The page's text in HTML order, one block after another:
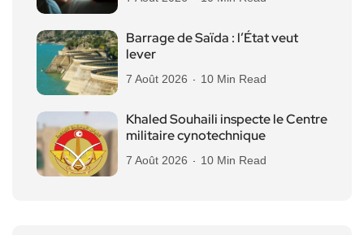
Barrage de Saïda : l’État veut
lever
7 Août 2026 10 Min Read
Khaled Souhaili inspecte le Centre
militaire cynotechnique
7 Août 2026 10 Min Read